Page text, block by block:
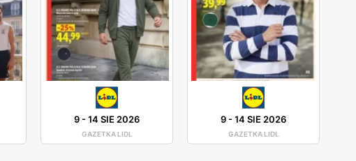
9-14 SIE 2026
GAZETKA LIDL
9-14 SIE 2026
GAZETKA LIDL